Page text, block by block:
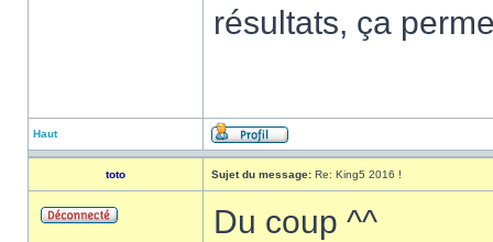
résultats, ça
Haut
toto Sujet du message: Re: King5 2016 !
Du coup ^^